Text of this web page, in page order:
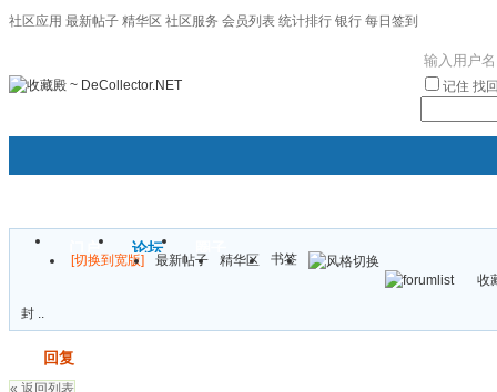
社区应用 最新帖子 精华区 社区服务 会员列表 统计排行 银行 每日签到
记住 找
门户 论坛
[切换到宽版] 最新帖子 精华区
书签
收
封 ..
回复
« 返回列表